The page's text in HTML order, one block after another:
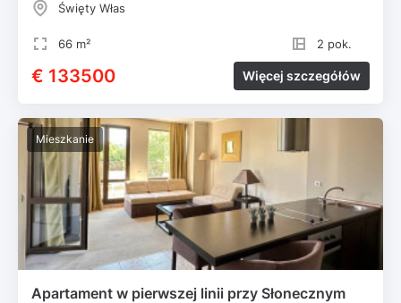
Święty Włas
66 m² 2 pok.
€ 133500 Więcej szczegółów
Mieszkanie
Apartament w pierwszej linii przy Słonecznym